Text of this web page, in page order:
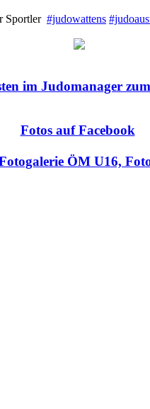
Sportler #judowattens
im Judomanager
Fotos auf Facebook
ÖM U16,